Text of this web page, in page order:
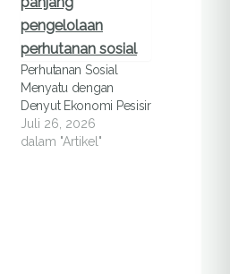
Perhutanan Sosial
Menyatu dengan
Denyut Ekonomi Pesisir
Juli 26, 2026
dalam "Artikel"